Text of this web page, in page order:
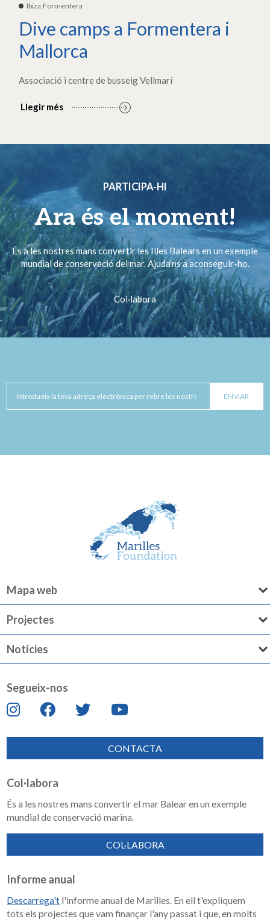
Ibiza,Formentera
Dive camps a Formentera i
Mallorca
Associació i centre de busseig Vellmarí
Llegir més
PARTICIPA-HI
Ara és el moment!
És a les nostres mans convertir les Illes Balears en un exemple
mundial de conservació del mar. Ajuda’ns a aconseguir-ho.
Col·labora
Mapa web
Projectes
Notícies
Segueix-nos
CONTACTA
Col·labora
És a les nostres mans convertir el mar Balear en un exemple
mundial de conservació marina.
COL·LABORA
Informe anual
Descarrega't l'informe anual de Marilles. En ell t'expliquem
tots els projectes que vam finançar l'any passat i que, en molts